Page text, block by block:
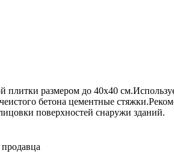
плитки размером до 40х40
бетона цементные
поверхностей снаружи зданий.